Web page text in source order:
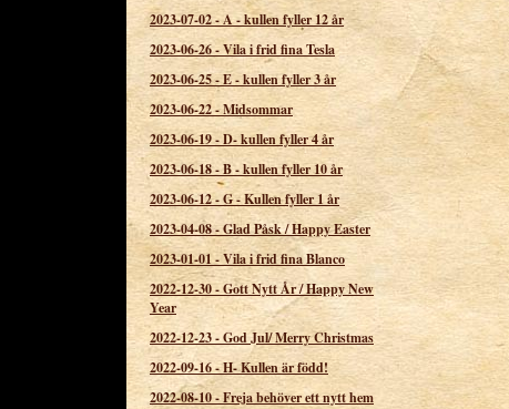
2023-07-02-A - kullen fyller 12 år
2023-06-26-Vila i frid fina Tesla
2023-06-25-E - kullen fyller 3 år
2023-06-22-Midsommar
2023-06-19-D- kullen fyller 4 år
2023-06-18-B - kullen fyller 10 år
2023-06-12-G - Kullen fyller 1 år
2023-04-08-Glad Påsk / Happy Easter
2023-01-01-Vila i frid fina Blanco
2022-12-30-Gott Nytt År / Happy New
Year
2022-12-23-God Jul/ Merry Christmas
2022-09-16-H- Kullen är född!
2022-08-10-Freja behöver ett nytt hem